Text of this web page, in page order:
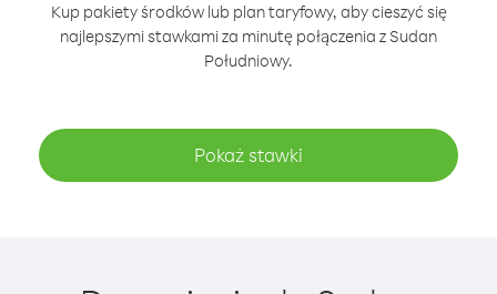
Kup pakiety środków lub plan taryfowy, aby cieszyć się
najlepszymi stawkami za minutę połączenia z Sudan
Południowy.
Pokaż stawki